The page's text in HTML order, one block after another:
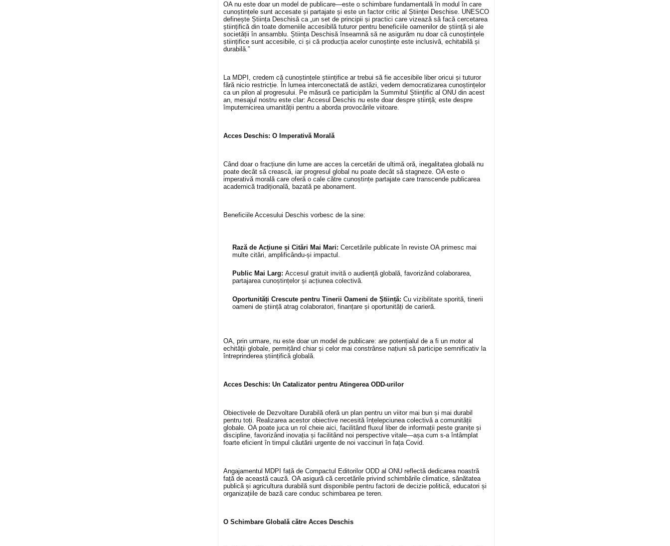
OA nu este doar un model de publicare—este o schimbare fundamentală în modul în care
cunoștințele sunt accesate și partajate și este un factor critic al Științei Deschise. UNESCO
definește Știința Deschisă ca „un set de principii și practici care vizează să facă cercetarea
științifică din toate domeniile accesibilă tuturor pentru beneficiile oamenilor de știință și ale
societății în ansamblu. Știința Deschisă înseamnă să ne asigurăm nu doar că cunoștințele
științifice sunt accesibile, ci și că producția acelor cunoștințe este inclusivă, echitabilă și
durabilă.”
La MDPI, credem că cunoștințele științifice ar trebui să fie accesibile liber oricui și tuturor
fără nicio restricție. În lumea interconectată de astăzi, vedem democratizarea cunoștințelor
ca un pilon al progresului. Pe măsură ce participăm la Summitul Științific al ONU din acest
an, mesajul nostru este clar: Accesul Deschis nu este doar despre știință; este despre
împuternicirea umanității pentru a aborda provocările viitoare.
Acces Deschis: O Imperativă Morală
Când doar o fracțiune din lume are acces la cercetări de ultimă oră, inegalitatea globală nu
poate decât să crească, iar progresul global nu poate decât să stagneze. OA este o
imperativă morală care oferă o cale către cunoștințe partajate care transcende publicarea
academică tradițională, bazată pe abonament.
Beneficiile Accesului Deschis vorbesc de la sine:
Rază de Acțiune și Citări Mai Mari: Cercetările publicate în reviste OA primesc mai
multe citări, amplificându-și impactul.
Public Mai Larg: Accesul gratuit invită o audiență globală, favorizând colaborarea,
partajarea cunoștințelor și acțiunea colectivă.
Oportunități Crescute pentru Tinerii Oameni de Știință: Cu vizibilitate sporită, tinerii
oameni de știință atrag colaboratori, finanțare și oportunități de carieră.
OA, prin urmare, nu este doar un model de publicare: are potențialul de a fi un motor al
echității globale, permițând chiar și celor mai constrânse națiuni să participe semnificativ la
întreprinderea științifică globală.
Acces Deschis: Un Catalizator pentru Atingerea ODD-urilor
Obiectivele de Dezvoltare Durabilă oferă un plan pentru un viitor mai bun și mai durabil
pentru toți. Realizarea acestor obiective necesită înțelepciunea colectivă a comunității
globale. OA poate juca un rol cheie aici, facilitând fluxul liber de informații peste granițe și
discipline, favorizând inovația și facilitând noi perspective vitale—așa cum s-a întâmplat
foarte eficient în timpul căutării urgente de noi vaccinuri în fața Covid.
Angajamentul MDPI față de Compactul Editorilor ODD al ONU reflectă dedicarea noastră
față de această cauză. OA asigură că cercetările privind schimbările climatice, sănătatea
publică și agricultura durabilă sunt disponibile pentru factorii de decizie politică, educatori și
organizațiile de bază care conduc schimbarea pe teren.
O Schimbare Globală către Acces Deschis